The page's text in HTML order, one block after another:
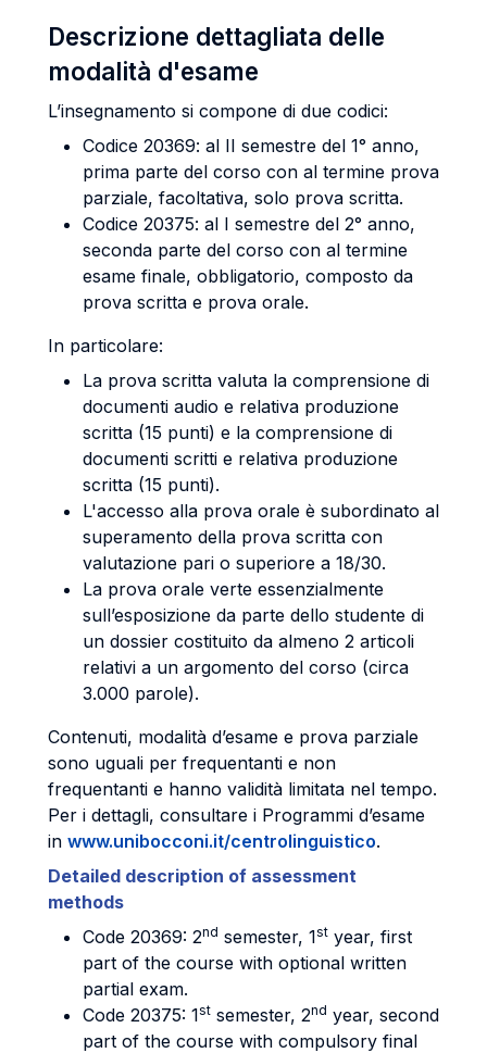
Descrizione dettagliata delle
modalità d'esame
L’insegnamento si compone di due codici:
Codice 20369: al II semestre del 1° anno,
prima parte del corso con al termine prova
parziale, facoltativa, solo prova scritta.
Codice 20375: al I semestre del 2° anno,
seconda parte del corso con al termine
esame finale, obbligatorio, composto da
prova scritta e prova orale.
In particolare:
La prova scritta valuta la comprensione di
documenti audio e relativa produzione
scritta (15 punti) e la comprensione di
documenti scritti e relativa produzione
scritta (15 punti).
L'accesso alla prova orale è subordinato al
superamento della prova scritta con
valutazione pari o superiore a 18/30.
La prova orale verte essenzialmente
sull’esposizione da parte dello studente di
un dossier costituito da almeno 2 articoli
relativi a un argomento del corso (circa
3.000 parole).
Contenuti, modalità d’esame e prova parziale
sono uguali per frequentanti e non
frequentanti e hanno validità limitata nel tempo.
Per i dettagli, consultare i Programmi d’esame
in www.unibocconi.it/centrolinguistico.
Detailed description of assessment
methods
Code 20369: 2nd semester, 1st year, first
part of the course with optional written
partial exam.
Code 20375: 1st semester, 2nd year, second
part of the course with compulsory final